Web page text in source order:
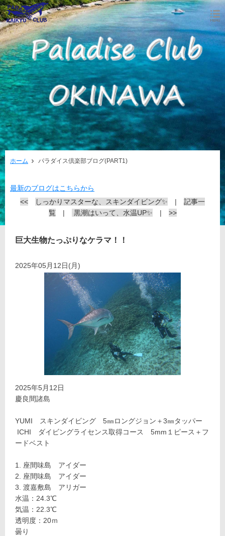
ホーム パラダイス倶楽部ブログ(PART1)
最新のブログはこちらから
<<
しっかりマスターな、スキンダイビング✨ | 記事一
覧| 黒潮はいって、水温UP✨ | >>
巨大生物たっぷりなケラマ！！
2025年05月12日(月)
2025年5月12日
慶良間諸島
YUMI スキンダイビング 5㎜ロングジョン＋3㎜タッパー
ICHI ダイビングライセンス取得コース 5mm１ピース＋フ
ードベスト
座間味島 アイダー
座間味島 アイダー
渡嘉敷島 アリガー
水温：24.3℃
気温：22.3℃
透明度：20ｍ
曇り